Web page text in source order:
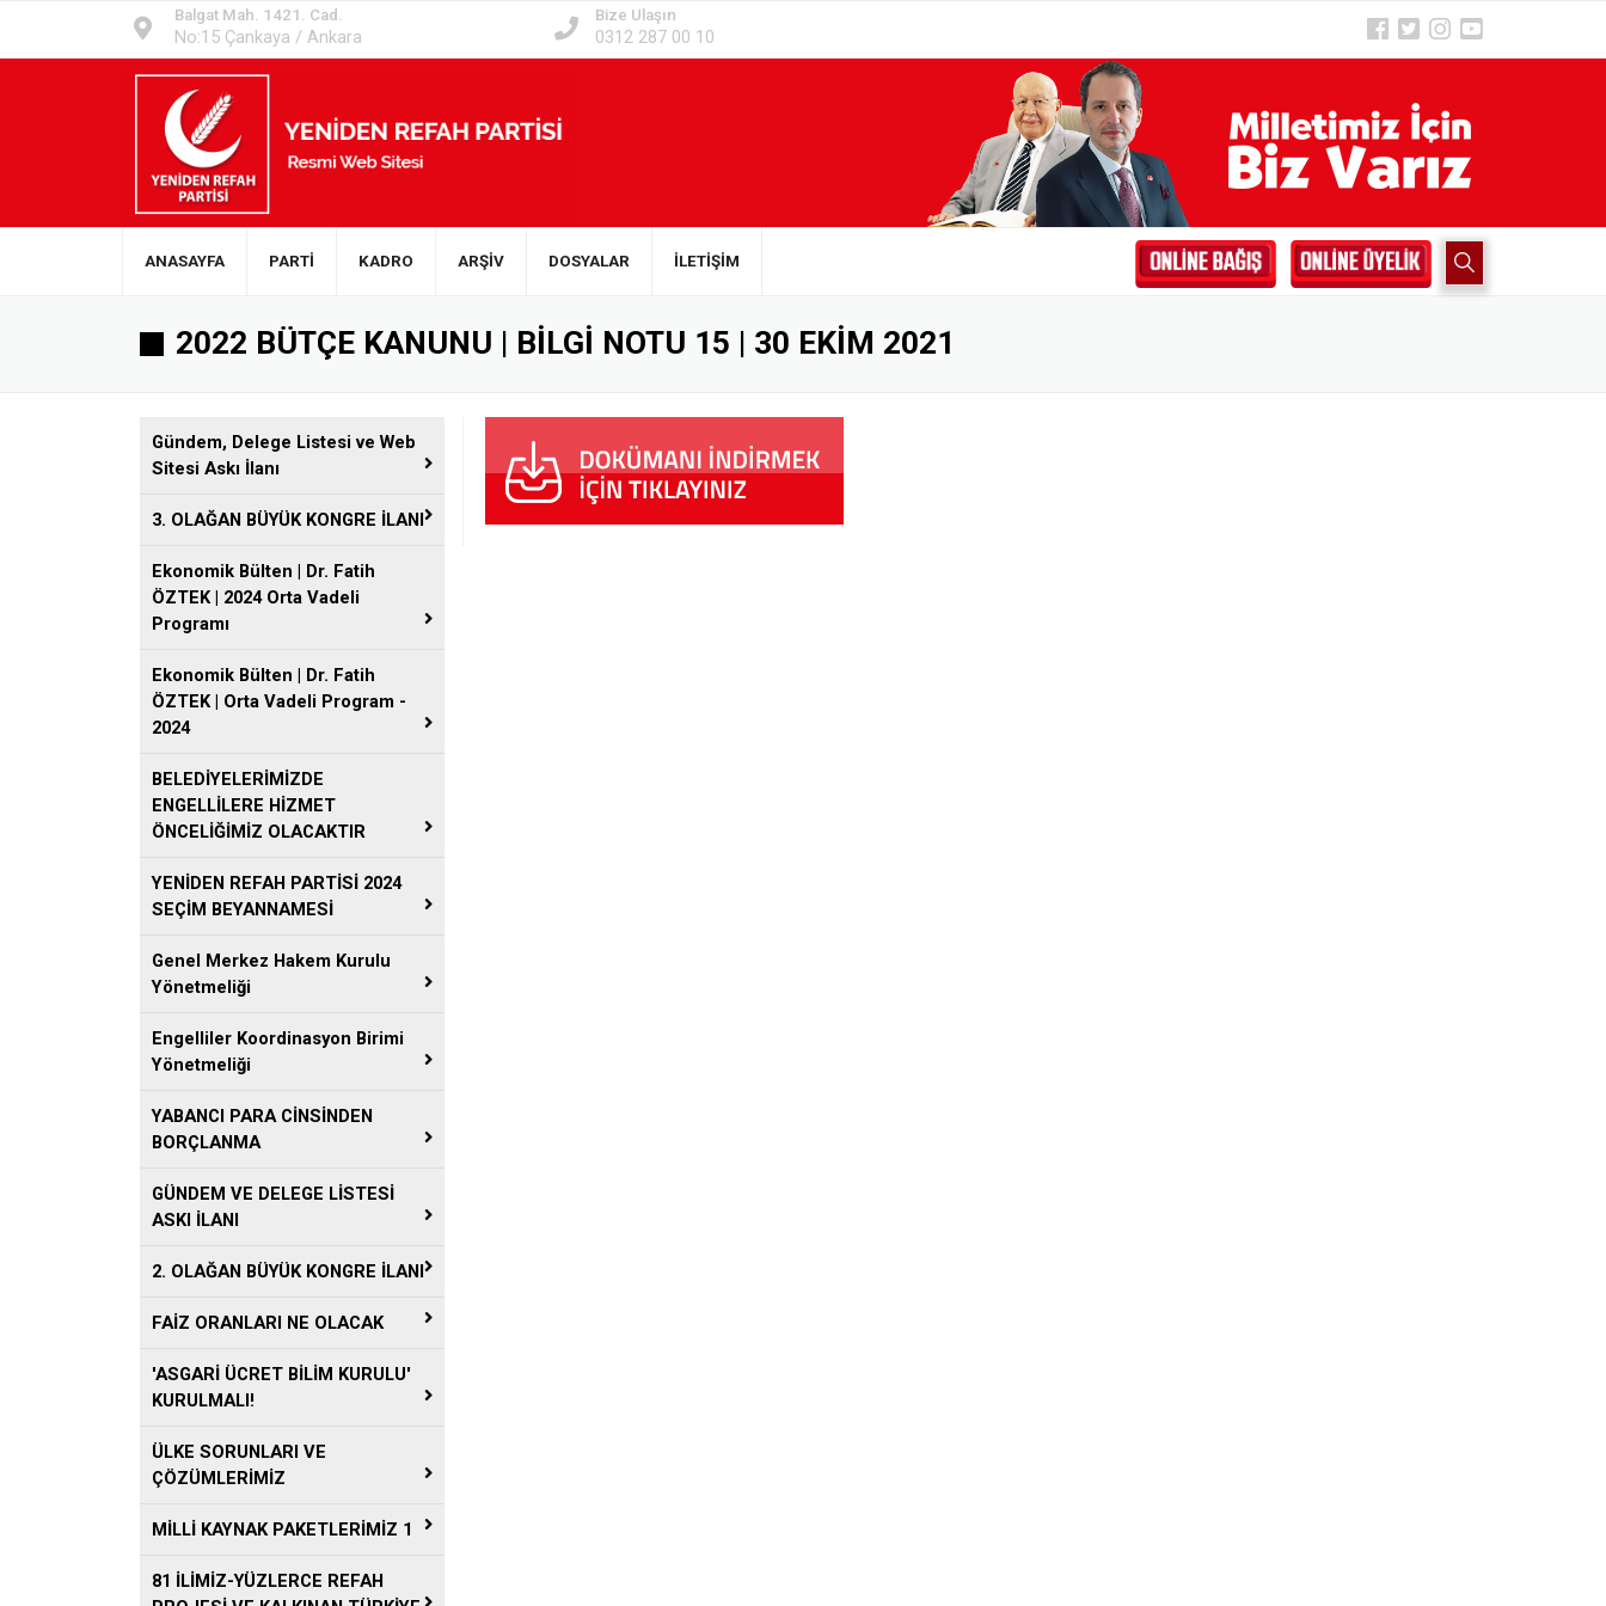
Balgat Mah. 1421. Cad.
No:15 Çankaya / Ankara
Bize Ulaşın
0312 287 00 10
ANASAYFA PARTİ KADRO ARŞİV DOSYALAR İLETİŞİM
2022 BÜTÇE KANUNU | BİLGİ NOTU 15 | 30 EKİM 2021
Gündem, Delege Listesi ve Web
Sitesi Askı İlanı
3. OLAĞAN BÜYÜK KONGRE İLANI
Ekonomik Bülten | Dr. Fatih
ÖZTEK | 2024 Orta Vadeli
Programı
Ekonomik Bülten | Dr. Fatih
ÖZTEK | Orta Vadeli Program -
2024
BELEDİYELERİMİZDE
ENGELLİLERE HİZMET
ÖNCELİĞİMİZ OLACAKTIR
YENİDEN REFAH PARTİSİ 2024
SEÇİM BEYANNAMESİ
Genel Merkez Hakem Kurulu
Yönetmeliği
Engelliler Koordinasyon Birimi
Yönetmeliği
YABANCI PARA CİNSİNDEN
BORÇLANMA
GÜNDEM VE DELEGE LİSTESİ
ASKI İLANI
2. OLAĞAN BÜYÜK KONGRE İLANI
FAİZ ORANLARI NE OLACAK
'ASGARİ ÜCRET BİLİM KURULU'
KURULMALI!
ÜLKE SORUNLARI VE
ÇÖZÜMLERİMİZ
MİLLİ KAYNAK PAKETLERİMİZ 1
81 İLİMİZ-YÜZLERCE REFAH